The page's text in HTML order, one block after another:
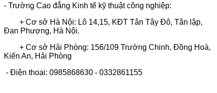
- Trường Cao đẳng Kinh tế kỹ thuật công nghiệp:
+ Cơ sở Hà Nội: Lô 14,15, KĐT Tân Tây Đô, Tân lập,
Đan Phượng, Hà Nội.
+ Cơ sở Hải Phòng: 156/109 Trường Chinh, Đồng Hoà,
Kiến An, Hải Phòng
- Điện thoại: 0985868630 - 0332861155